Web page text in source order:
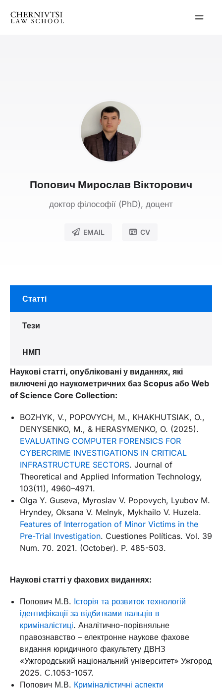
Попович Мирослав Вікторович
доктор філософії (PhD), доцент
EMAIL CV
Статті
Тези
НМП
Наукові статті, опубліковані у виданнях, які
включені до наукометричних баз Scopus або Web
of Science Core Collection:
BOZHYK, V., POPOVYCH, M., KHAKHUTSIAK, O.,
DENYSENKO, M., & HERASYMENKO, O. (2025).
EVALUATING COMPUTER FORENSICS FOR
CYBERCRIME INVESTIGATIONS IN CRITICAL
INFRASTRUCTURE SECTORS. Journal of
Theoretical and Applied Information Technology,
103(11), 4960–4971.
Olga Y. Guseva, Myroslav V. Popovych, Lyubov M.
Hryndey, Oksana V. Melnyk, Mykhailo V. Huzela.
Features of Interrogation of Minor Victims in the
Pre-Trial Investigation. Cuestiones Políticas. Vol. 39
Num. 70. 2021. (October). P. 485-503.
Наукові статті у фахових виданнях:
Попович М.В. Історія та розвиток технологій
ідентифікації за відбитками пальців в
криміналістиці. Аналітично-порівняльне
правознавство – електронне наукове фахове
видання юридичного факультету ДВНЗ
«Ужгородський національний університет» Ужгород
2025. С.1053-1057.
Попович М.В. Криміналістичні аспекти